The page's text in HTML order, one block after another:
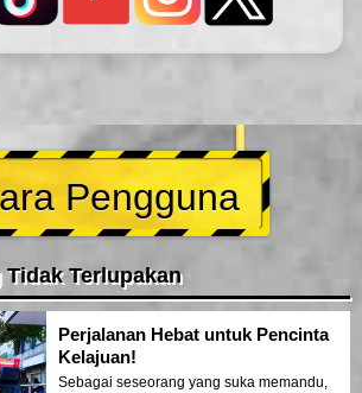
Pengguna
Terlupakan
Perjalanan Hebat untuk Pencinta
Kelajuan!
Sebagai seseorang yang suka memandu,